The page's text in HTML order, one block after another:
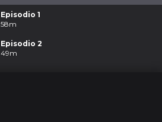
Episodio 1
58m
Episodio 2
49m